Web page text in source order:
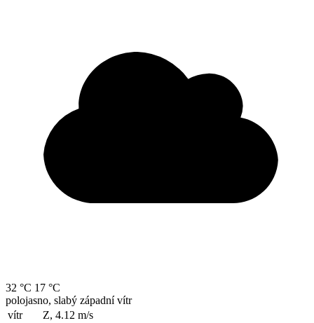
32 °C 17 °C
polojasno, slabý západní vítr
vítr
Z, 4.12 m/s